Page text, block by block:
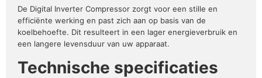
De Digital Inverter Compressor zorgt voor een stille en
efficiënte werking en past zich aan op basis van de
koelbehoefte. Dit resulteert in een lager energieverbruik en
een langere levensduur van uw apparaat.
Technische specificaties